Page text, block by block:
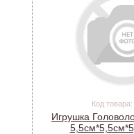
Код
Игрушка